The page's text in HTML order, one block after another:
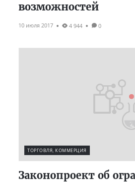
возможностей
10 июля 2017 4 944 0
ТОРГОВЛЯ, КОММЕРЦИЯ
Законопроект об